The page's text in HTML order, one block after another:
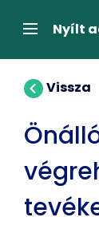
átugrásaNavigáció
Nyílt
Vissza